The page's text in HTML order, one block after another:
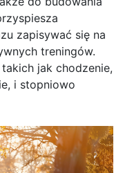
zapisywać się na
treningów.
jak chodzenie,
i stopniowo